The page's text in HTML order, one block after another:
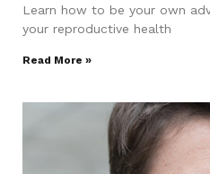
Learn how to be your own
your reproductive health
Read More »